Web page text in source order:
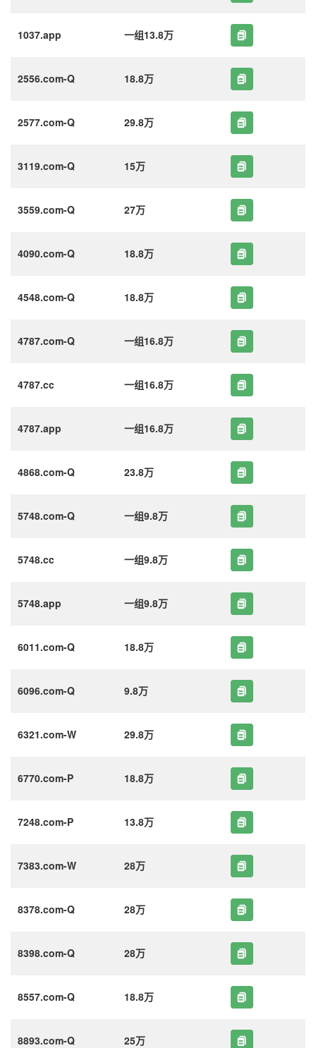
1037.app 一组13.8万
2556.com-Q 18.8万
2577.com-Q 29.8万
3119.com-Q 15万
3559.com-Q 27万
4090.com-Q 18.8万
4548.com-Q 18.8万
4787.com-Q 一组16.8万
4787.cc 一组16.8万
4787.app 一组16.8万
4868.com-Q 23.8万
5748.com-Q 一组9.8万
5748.cc 一组9.8万
5748.app 一组9.8万
6011.com-Q 18.8万
6096.com-Q 9.8万
6321.com-W 29.8万
6770.com-P 18.8万
7248.com-P 13.8万
7383.com-W 28万
8378.com-Q 28万
8398.com-Q 28万
8557.com-Q 18.8万
8893.com-Q 25万